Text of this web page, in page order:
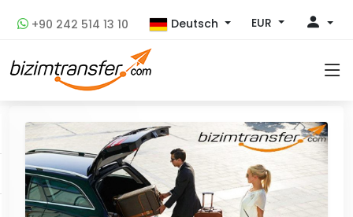
+90 242 514 13 10 Deutsch EUR